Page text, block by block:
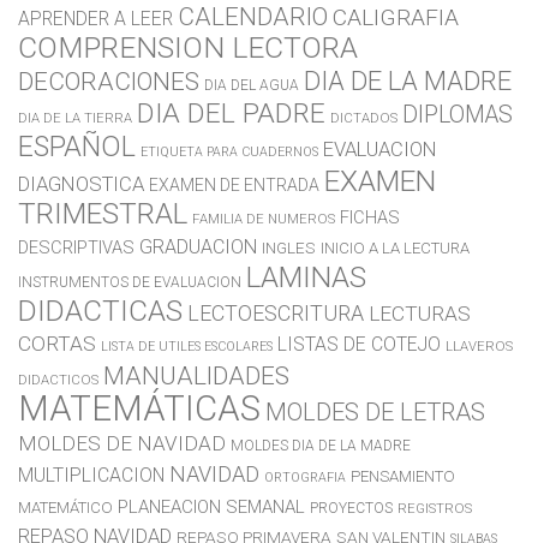
APRENDER A LEER CALENDARIO CALIGRAFIA
COMPRENSION LECTORA
DECORACIONES DIA DEL AGUA DIA DE LA MADRE
DIA DE LA TIERRA DIA DEL PADRE DICTADOS DIPLOMAS
ESPAÑOL ETIQUETA PARA CUADERNOS EVALUACION
DIAGNOSTICA EXAMEN DE ENTRADA EXAMEN
TRIMESTRAL FAMILIA DE NUMEROS FICHAS
DESCRIPTIVAS GRADUACION INGLES INICIO A LA LECTURA
INSTRUMENTOS DE EVALUACION LAMINAS
DIDACTICAS LECTOESCRITURA LECTURAS
CORTAS LISTA DE UTILES ESCOLARES LISTAS DE COTEJO LLAVEROS
DIDACTICOS MANUALIDADES
MATEMÁTICAS MOLDES DE LETRAS
MOLDES DE NAVIDAD MOLDES DIA DE LA MADRE
MULTIPLICACION NAVIDAD ORTOGRAFIA PENSAMIENTO
MATEMÁTICO PLANEACION SEMANAL PROYECTOS REGISTROS
REPASO NAVIDAD REPASO PRIMAVERA SAN VALENTIN SILABAS